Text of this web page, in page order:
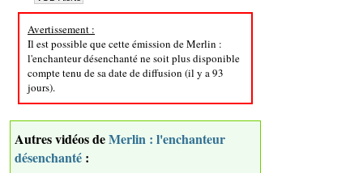
Avertissement :
Il est possible que cette émission de Merlin :
l'enchanteur désenchanté ne soit plus disponible
compte tenu de sa date de diffusion (il y a 93
jours).
Autres vidéos deMerlin : l'enchanteur
désenchanté :